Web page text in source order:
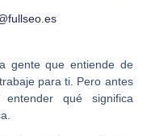
gente que entiende de
para ti. Pero antes
qué significa